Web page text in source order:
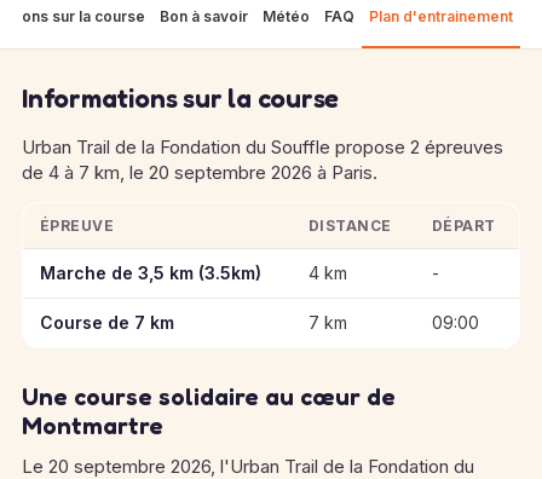
sur la course Bon à savoir Météo FAQ Plan d'entrainement
Informations sur la course
Urban Trail de la Fondation du Souffle propose 2 épreuves
de 4 à 7 km, le 20 septembre 2026 à Paris.
Informations clés des épreuves de Urban Trail de la
ÉPREUVE DISTANCE DÉPART
Marche de 3,5 km (3.5km) 4 km -
Course de 7 km 7 km 09:00
Une course solidaire au cœur de
Montmartre
Le 20 septembre 2026, l'Urban Trail de la Fondation du